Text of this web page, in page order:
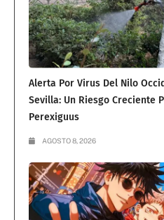
Alerta Por Virus Del Nilo
Sevilla: Un Riesgo Creciente
Perexiguus
AGOSTO 8, 2026